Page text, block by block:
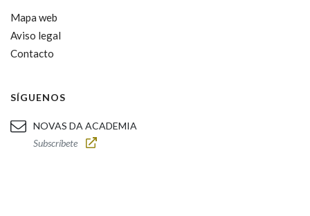
Mapa web
Aviso legal
Contacto
SÍGUENOS
NOVAS DA ACADEMIA
Subscríbete